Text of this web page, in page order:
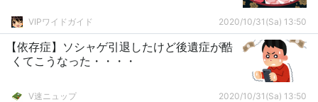
VIPワイドガイド 2020/10/31(Sa) 13:50
【依存症】ソシャゲ引退したけど後遺症が酷
くてこうなった・・・・
V速ニュップ 2020/10/31(Sa) 13:50